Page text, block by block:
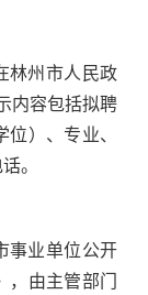
林州市人民政
内容包括拟聘
）、专业、
。
事业单位公开
由主管部门